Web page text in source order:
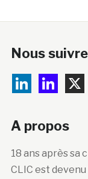
Nous
A propos
18 ans après sa
CLIC est